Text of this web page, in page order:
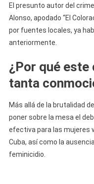
El presunto autor del
Alonso, apodado “El
por fuentes locales, ya
anteriormente.
¿Por qué este
tanta
Más allá de la brutalidad
poner sobre la mesa el
efectiva para las mujeres
Cuba, así como la
feminicidio.